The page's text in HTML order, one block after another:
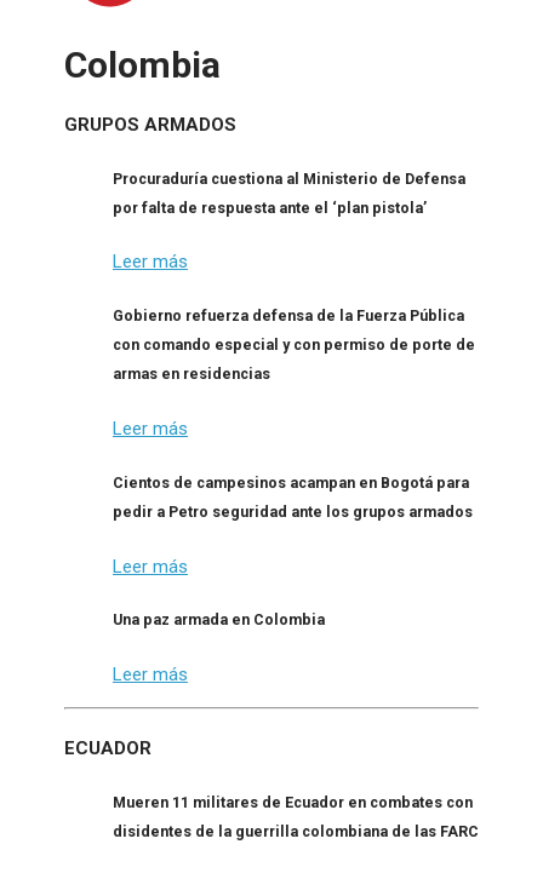
Colombia
GRUPOS ARMADOS
Procuraduría cuestiona al Ministerio de Defensa
por falta de respuesta ante el ‘plan pistola’
Leer más
Gobierno refuerza defensa de la Fuerza Pública
con comando especial y con permiso de porte de
armas en residencias
Leer más
Cientos de campesinos acampan en Bogotá para
pedir a Petro seguridad ante los grupos armados
Leer más
Una paz armada en Colombia
Leer más
ECUADOR
Mueren 11 militares de Ecuador en combates con
disidentes de la guerrilla colombiana de las FARC